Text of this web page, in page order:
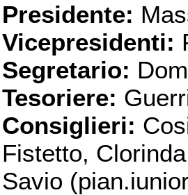
Presidente:
Vicepresidenti:
Segretario:
Tesoriere:
Consiglieri:
Fistetto,
Savio